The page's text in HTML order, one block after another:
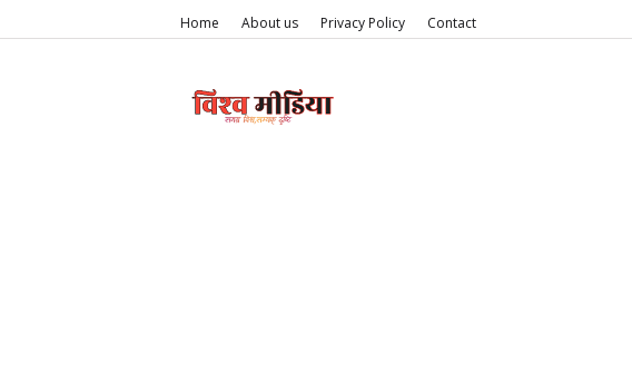
Home About us Privacy Policy Contact